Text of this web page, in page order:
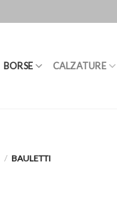
BORSE CALZATURE
/ BAULETTI